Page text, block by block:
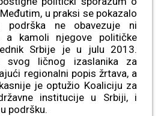
u praksi se pokazalo
podrška ne obavezuje ni
a kamoli njegove političke
Srbije je u julu 2013.
svog ličnog izaslanika za
regionalni popis žrtava, a
je optužio Koaliciju za
institucije u Srbiji, i
podršku.